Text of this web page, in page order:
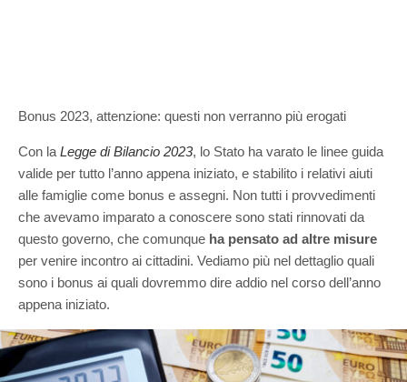
Bonus 2023, attenzione: questi non verranno più erogati
Con la Legge di Bilancio 2023, lo Stato ha varato le linee guida
valide per tutto l’anno appena iniziato, e stabilito i relativi aiuti
alle famiglie come bonus e assegni. Non tutti i provvedimenti
che avevamo imparato a conoscere sono stati rinnovati da
questo governo, che comunque ha pensato ad altre misure
per venire incontro ai cittadini. Vediamo più nel dettaglio quali
sono i bonus ai quali dovremmo dire addio nel corso dell’anno
appena iniziato.